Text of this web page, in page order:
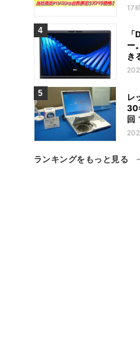
17
ー
き
載
レ
30
回
矢
ランキングをもっと見る